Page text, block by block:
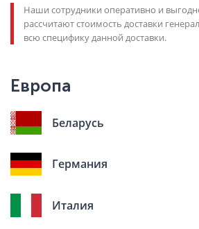
Наши сотрудники оперативно и
рассчитают стоимость доставки
всю специфику данной доставки.
Европа
Беларусь
Германия
Италия